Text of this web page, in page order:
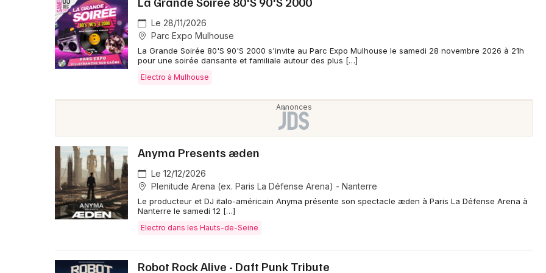
Le 28/11/2026
Parc Expo Mulhouse
La Grande Soirée 80'S 90'S 2000 s'invite au Parc Expo Mulhouse le samedi 28 novembre 2026 à 21h
pour une soirée dansante et familiale autour des plus […]
Electro à Mulhouse
Anyma Presents æden
Le 12/12/2026
Plenitude Arena (ex. Paris La Défense Arena) - Nanterre
Le producteur et DJ italo-américain Anyma présente son spectacle æden à Paris La Défense Arena à
Nanterre le samedi 12 […]
Electro dans les Hauts-de-Seine
Robot Rock Alive - Daft Punk Tribute